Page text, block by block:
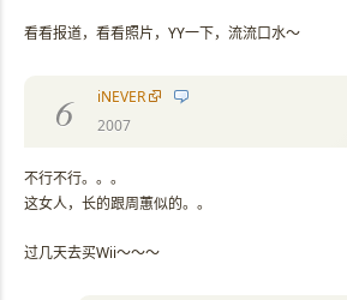
看看报道，看看照片，YY一下，流流口水～
6
iNEVER
2007
不行不行。。。
这女人，长的跟周蕙似的。。
过几天去买Wii～～～